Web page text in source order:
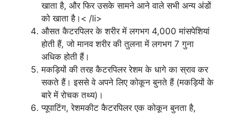
खाता है, और फिर उसके सामने आने वाले सभी अन्य अंडों
को खाता है।< /li>
औसत कैटरपिलर के शरीर में लगभग 4,000 मांसपेशियां
होती हैं, जो मानव शरीर की तुलना में लगभग 7 गुना
अधिक होती हैं।
मकड़ियों की तरह कैटरपिलर रेशम के धागे का स्राव कर
सकते हैं। इससे वे अपने लिए कोकून बुनते हैं (मकड़ियों के
बारे में रोचक तथ्य)।
प्यूपाटिंग, रेशमकीट कैटरपिलर एक कोकून बुनता है,